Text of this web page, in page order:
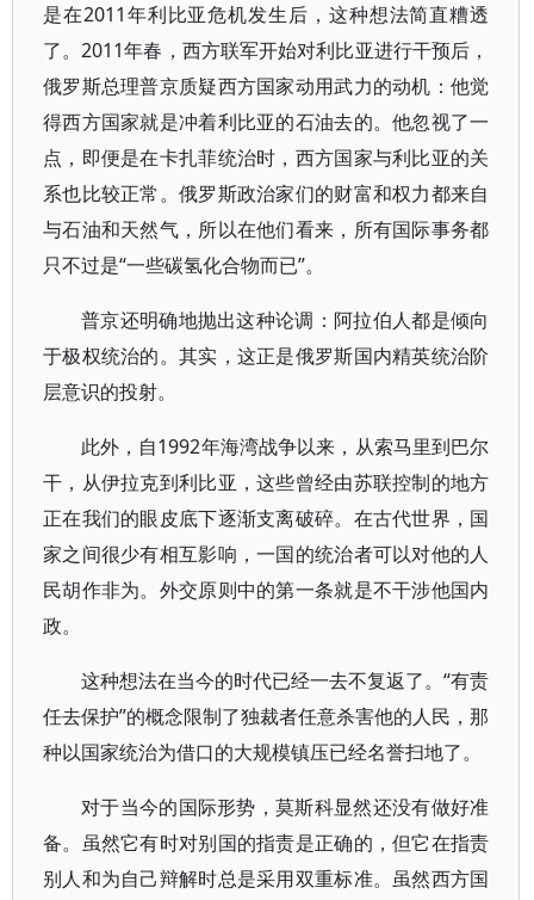
是在2011年利比亚危机发生后，这种想法简直糟透
了。2011年春，西方联军开始对利比亚进行干预后，
俄罗斯总理普京质疑西方国家动用武力的动机：他觉
得西方国家就是冲着利比亚的石油去的。他忽视了一
点，即便是在卡扎菲统治时，西方国家与利比亚的关
系也比较正常。俄罗斯政治家们的财富和权力都来自
与石油和天然气，所以在他们看来，所有国际事务都
只不过是“一些碳氢化合物而已”。
普京还明确地抛出这种论调：阿拉伯人都是倾向
于极权统治的。其实，这正是俄罗斯国内精英统治阶
层意识的投射。
此外，自1992年海湾战争以来，从索马里到巴尔
干，从伊拉克到利比亚，这些曾经由苏联控制的地方
正在我们的眼皮底下逐渐支离破碎。在古代世界，国
家之间很少有相互影响，一国的统治者可以对他的人
民胡作非为。外交原则中的第一条就是不干涉他国内
政。
这种想法在当今的时代已经一去不复返了。“有责
任去保护”的概念限制了独裁者任意杀害他的人民，那
种以国家统治为借口的大规模镇压已经名誉扫地了。
对于当今的国际形势，莫斯科显然还没有做好准
备。虽然它有时对别国的指责是正确的，但它在指责
别人和为自己辩解时总是采用双重标准。虽然西方国